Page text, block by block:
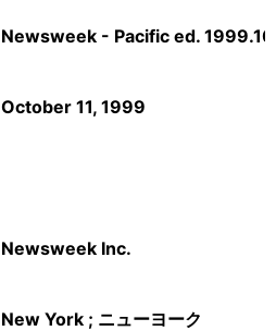
Newsweek - Pacific ed.
October 11, 1999
Newsweek Inc.
New York ; ニューヨーク